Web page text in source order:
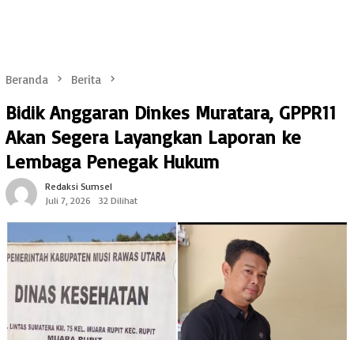
Beranda Berita
Bidik Anggaran Dinkes Muratara, GPPR11
Akan Segera Layangkan Laporan ke
Lembaga Penegak Hukum
Redaksi Sumsel
Juli 7, 2026
32 Dilihat